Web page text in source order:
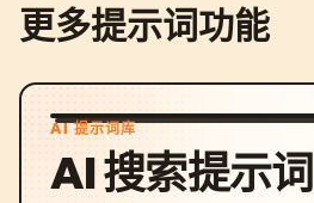
更多提示词功能
AI 提示词库
AI 搜索提示词